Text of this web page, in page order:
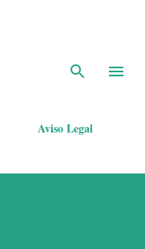
Aviso Legal